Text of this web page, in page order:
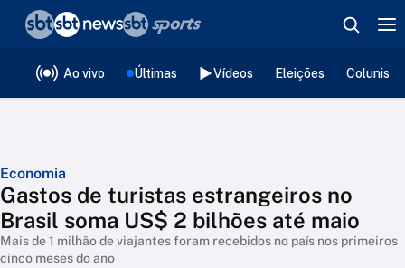
Ao vivo Últimas Vídeos Eleições
Economia
Gastos de turistas estrangeiros no
Brasil soma US$ 2 bilhões até maio
Mais de 1 milhão de viajantes foram recebidos no país nos primeiros
cinco meses do ano
❮voltar
Editorias